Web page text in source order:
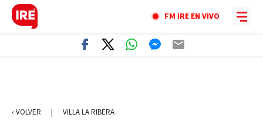
FM IRE EN VIVO
‹ VOLVER | VILLA LA RIBERA